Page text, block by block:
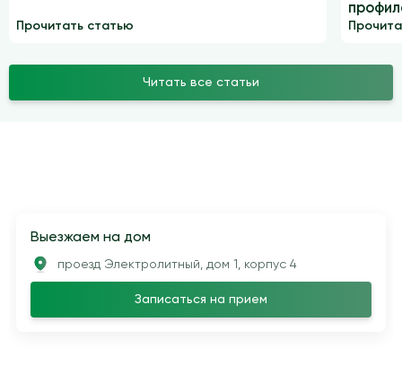
Прочитать статью
Читать все статьи
Выезжаем на дом
проезд Электролитный, дом 1, корпус 4
Записаться на прием